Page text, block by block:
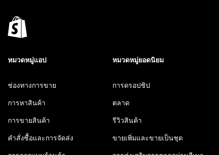
หมวดหมู่แอป
ช่องทางการขาย
การหาสินค้า
การขายสินค้า
คำสั่งซื้อและการจัดส่ง
หมวดหมู่ยอดนิยม
การดรอปชิป
ตลาด
รีวิวสินค้า
ขายเพิ่มและขายเป็นชุด